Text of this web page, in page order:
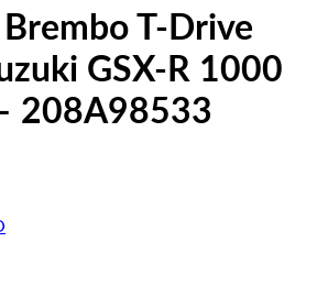
T-Drive
GSX-R 1000
208A98533